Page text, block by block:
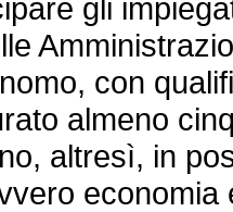
gli
con
almeno
altresì, in